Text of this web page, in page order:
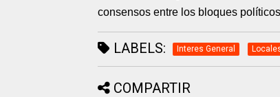
consensos entre los bloques
LABELS: Interes General
COMPARTIR